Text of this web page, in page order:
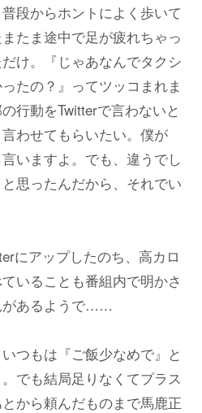
段からホントによく歩いて
たま途中で足が疲れちゃっ
け。『じゃあなんでタクシ
たの？』ってツッコまれま
行動をTwitterで言わないと
わせてもらいたい。僕が
いますよ。でも、違うでし
思ったんだから、それでい
にアップしたのち、高カロ
いることも番組内で明かさ
があるようで……
つもは『ご飯少なめで』と
でも結局足りなくてプラス
から頼んだものまで馬鹿正